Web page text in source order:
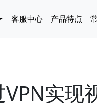
客服中心 产品特点
实现